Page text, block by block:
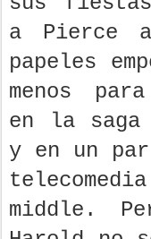
sus
a Pierce
papeles
menos
en la saga
y en un
middle.